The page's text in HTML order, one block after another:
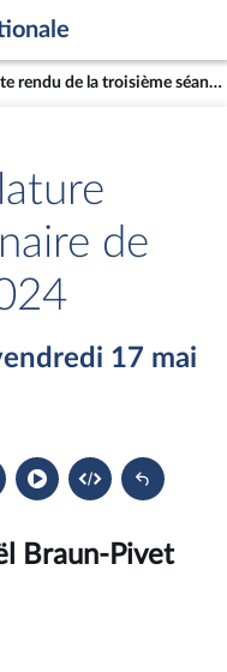
Compte rendu de la troisième séance du vendredi 17 mai 2024
de
17 mai
Braun-Pivet